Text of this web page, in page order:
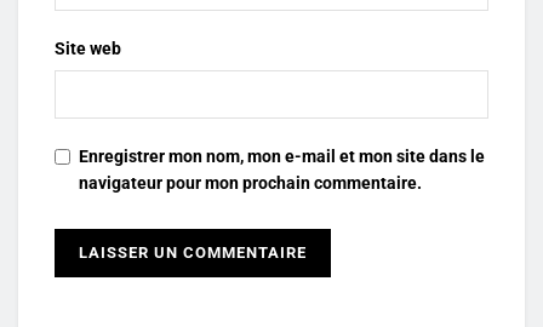
Site web
Enregistrer mon nom, mon e-mail et mon site dans le
navigateur pour mon prochain commentaire.